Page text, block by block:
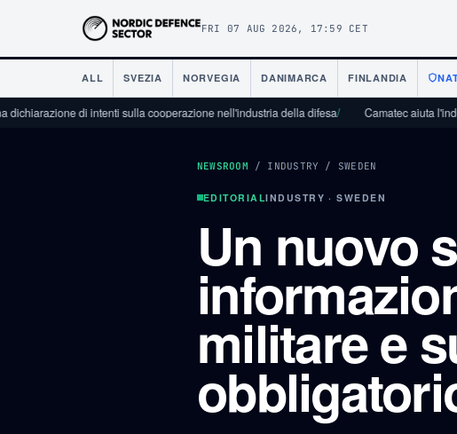
FRI 07 AUG 2026, 17:59 CET
ALL SVEZIA NORVEGIA DANIMARCA FINLANDIA
di intenti sulla cooperazione nell'industria della difesa/ Camatec aiuta l'industria
NEWSROOM / INDUSTRY / SWEDEN
EDITORIALINDUSTRY · SWEDEN
Un nuovo
militare e